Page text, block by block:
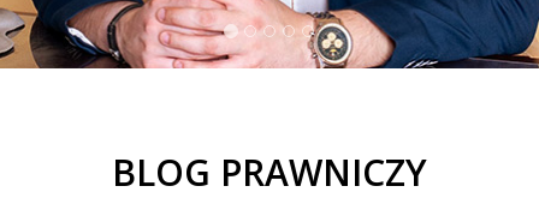
BLOG PRAWNICZY